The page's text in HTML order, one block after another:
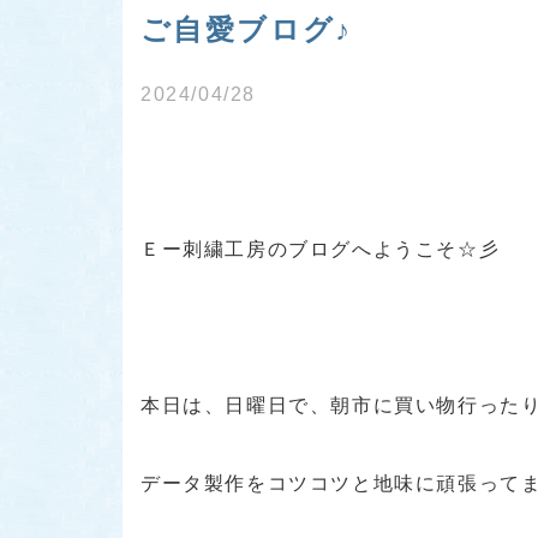
ご自愛ブログ♪
2024/04/28
Ｅー刺繍工房のブログへようこそ☆彡
本日は、日曜日で、朝市に買い物行ったり
データ製作をコツコツと地味に頑張ってま